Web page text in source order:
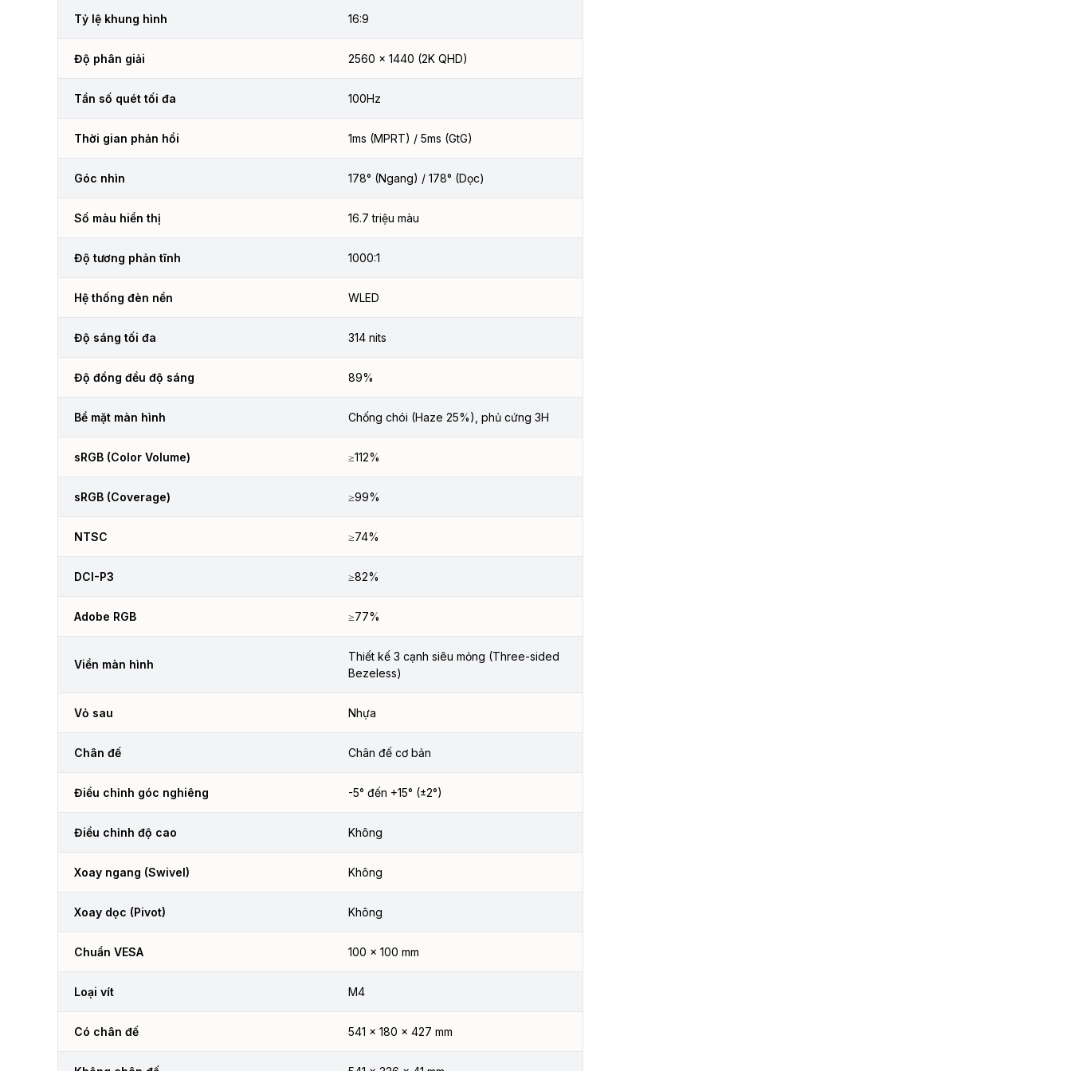
Tỷ lệ khung hình 16:9
Độ phân giải 2560 × 1440 (2K QHD)
Tần số quét tối đa 100Hz
Thời gian phản hồi 1ms (MPRT) / 5ms (GtG)
Góc nhìn 178° (Ngang) / 178° (Dọc)
Số màu hiển thị 16.7 triệu màu
Độ tương phản tĩnh 1000:1
Hệ thống đèn nền WLED
Độ sáng tối đa 314 nits
Độ đồng đều độ sáng 89%
Bề mặt màn hình Chống chói (Haze 25%), phủ cứng 3H
sRGB (Color Volume) ≥112%
sRGB (Coverage) ≥99%
NTSC ≥74%
DCI-P3 ≥82%
Adobe RGB ≥77%
Viền màn hình
Thiết kế 3 cạnh siêu mỏng (Three-sided
Bezeless)
Vỏ sau Nhựa
Chân đế Chân đế cơ bản
Điều chỉnh góc nghiêng -5° đến +15° (±2°)
Điều chỉnh độ cao Không
Xoay ngang (Swivel) Không
Xoay dọc (Pivot) Không
Chuẩn VESA 100 × 100 mm
Loại vít M4
Có chân đế 541 × 180 × 427 mm